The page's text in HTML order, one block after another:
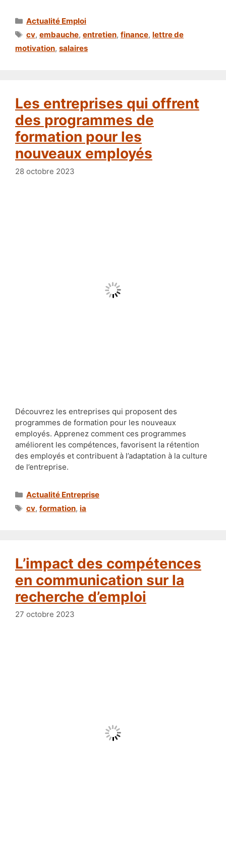
Catégories
Actualité Emploi
Étiquettes
cv, embauche, entretien, finance, lettre de
motivation, salaires
Les entreprises qui offrent
des programmes de
formation pour les
nouveaux employés
28 octobre 2023
Découvrez les entreprises qui proposent des
programmes de formation pour les nouveaux
employés. Apprenez comment ces programmes
améliorent les compétences, favorisent la rétention
des employés et contribuent à l’adaptation à la culture
de l’entreprise.
Catégories
Actualité Entreprise
Étiquettes
cv, formation, ia
L’impact des compétences
en communication sur la
recherche d’emploi
27 octobre 2023